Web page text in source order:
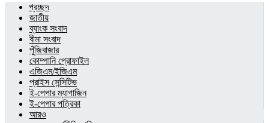
প্রচ্ছদ
জাতীয়
ব্যাংক সংবাদ
বীমা সংবাদ
পুঁজিবাজার
কোম্পানি প্রোফাইল
এজিএম/ইজিএম
প্রাইস সেন্সিটিভ
ই-পেপার ম্যাগাজিন
ই-পেপার পত্রিকা
আরও